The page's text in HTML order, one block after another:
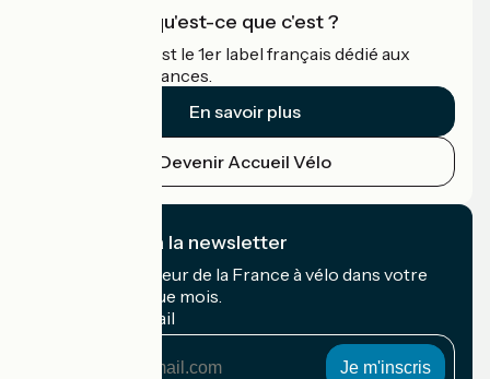
Accueil Vélo qu'est-ce que c'est ?
Accueil Vélo c'est le 1er label français dédié aux
cyclistes en vacances.
En savoir plus
Devenir Accueil Vélo
Je m'abonne à la newsletter
Recevez le meilleur de la France à vélo dans votre
boîte mail chaque mois.
Mon adresse mail